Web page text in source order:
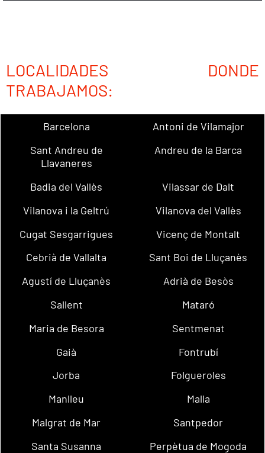
LOCALIDADES DONDE
TRABAJAMOS:
Barcelona
Antoni de Vilamajor
Sant Andreu de
Llavaneres
Andreu de la Barca
Badia del Vallès
Vilassar de Dalt
Vilanova i la Geltrú
Vilanova del Vallès
Cugat Sesgarrigues
Vicenç de Montalt
Cebrià de Vallalta
Sant Boi de Lluçanès
Agustí de Lluçanès
Adrià de Besòs
Sallent
Mataró
Maria de Besora
Sentmenat
Gaià
Fontrubí
Jorba
Folgueroles
Manlleu
Malla
Malgrat de Mar
Santpedor
Santa Susanna
Perpètua de Mogoda